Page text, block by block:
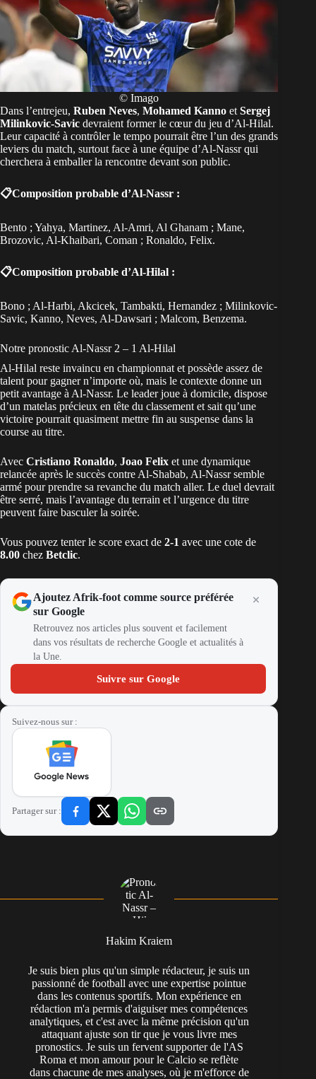
© Imago
Dans l’entrejeu, Ruben Neves, Mohamed Kanno et Sergej
Milinkovic-Savic devraient former le cœur du jeu d’Al-Hilal.
Leur capacité à contrôler le tempo pourrait être l’un des grands
leviers du match, surtout face à une équipe d’Al-Nassr qui
cherchera à emballer la rencontre devant son public.
📋Composition probable d’Al-Nassr :
Bento ; Yahya, Martinez, Al-Amri, Al Ghanam ; Mane,
Brozovic, Al-Khaibari, Coman ; Ronaldo, Felix.
📋Composition probable d’Al-Hilal :
Bono ; Al-Harbi, Akcicek, Tambakti, Hernandez ; Milinkovic-
Savic, Kanno, Neves, Al-Dawsari ; Malcom, Benzema.
Notre pronostic Al-Nassr 2 – 1 Al-Hilal
Al-Hilal reste invaincu en championnat et possède assez de
talent pour gagner n’importe où, mais le contexte donne un
petit avantage à Al-Nassr. Le leader joue à domicile, dispose
d’un matelas précieux en tête du classement et sait qu’une
victoire pourrait quasiment mettre fin au suspense dans la
course au titre.
Avec Cristiano Ronaldo, Joao Felix et une dynamique
relancée après le succès contre Al-Shabab, Al-Nassr semble
armé pour prendre sa revanche du match aller. Le duel devrait
être serré, mais l’avantage du terrain et l’urgence du titre
peuvent faire basculer la soirée.
Vous pouvez tenter le score exact de 2-1 avec une cote de
8.00 chez Betclic.
Ajoutez Afrik-foot comme source préférée
sur Google
Retrouvez nos articles plus souvent et facilement
dans vos résultats de recherche Google et actualités à
la Une.
Suivre sur Google
Suivez-nous sur :
Partager sur :
Hakim Kraiem
Je suis bien plus qu'un simple rédacteur, je suis un
passionné de football avec une expertise pointue
dans les contenus sportifs. Mon expérience en
rédaction m'a permis d'aiguiser mes compétences
analytiques, et c'est avec la même précision qu'un
attaquant ajuste son tir que je vous livre mes
pronostics. Je suis un fervent supporter de l'AS
Roma et mon amour pour le Calcio se reflète
dans chacune de mes analyses, où je m'efforce de